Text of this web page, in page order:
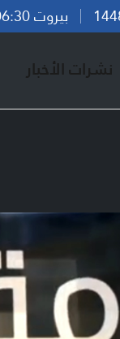
بيروت 06:30
نشرات الأخبار